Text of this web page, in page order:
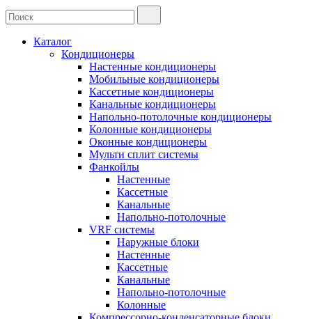
Каталог
Кондиционеры
Настенные кондиционеры
Мобильные кондиционеры
Кассетные кондиционеры
Канальные кондиционеры
Напольно-потолочные кондиционеры
Колонные кондиционеры
Оконные кондиционеры
Мульти сплит системы
Фанкойлы
Настенные
Кассетные
Канальные
Напольно-потолочные
VRF системы
Наружные блоки
Настенные
Кассетные
Канальные
Напольно-потолочные
Колонные